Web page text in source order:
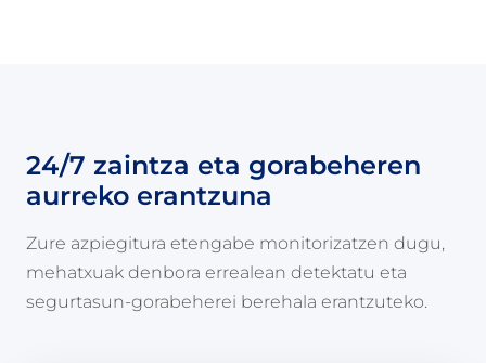
24/7 zaintza eta gorabeheren
aurreko erantzuna
Zure azpiegitura etengabe monitorizatzen dugu,
mehatxuak denbora errealean detektatu eta
segurtasun-gorabeherei berehala erantzuteko.